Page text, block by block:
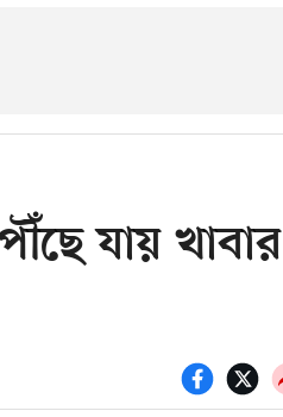
যায় খাবার